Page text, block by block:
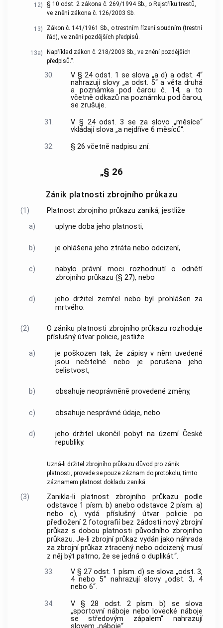
12)
§ 10 odst. 2 zákona č. 269/1994 Sb., o Rejstříku trestů,
ve znění zákona č. 126/2003 Sb.
13)
Zákon č. 141/1961 Sb., o trestním řízení soudním (trestní
řád), ve znění pozdějších předpisů.
13a)
Například zákon č. 218/2003 Sb., ve znění pozdějších
předpisů.“.
30.
V § 24 odst. 1 se slova „a d) a odst. 4“
nahrazují slovy „a odst. 5“ a věta druhá
a poznámka pod čarou č. 14, a to
včetně odkazů na poznámku pod čarou,
se zrušuje.
31.
V § 24 odst. 3 se za slovo „měsíce“
vkládají slova „a nejdříve 6 měsíců“.
32.
§ 26 včetně nadpisu zní:
„§ 26
Zánik platnosti zbrojního průkazu
(1)
Platnost zbrojního průkazu zaniká, jestliže
a)
uplyne doba jeho platnosti,
b) je ohlášena jeho ztráta nebo odcizení,
c)
nabylo právní moci rozhodnutí o odnětí
zbrojního průkazu (§ 27), nebo
d)
jeho držitel zemřel nebo byl prohlášen za
mrtvého.
(2)
O zániku platnosti zbrojního průkazu rozhoduje
příslušný útvar policie, jestliže
a)
je poškozen tak, že zápisy v něm uvedené
jsou nečitelné nebo je porušena jeho
celistvost,
b) obsahuje neoprávněně provedené změny,
c) obsahuje nesprávné údaje, nebo
d)
jeho držitel ukončil pobyt na území České
republiky.
Uzná-li držitel zbrojního průkazu důvod pro zánik
platnosti, provede se pouze záznam do protokolu; tímto
záznamem platnost dokladu zaniká.
(3)
Zanikla-li platnost zbrojního průkazu podle
odstavce 1 písm. b) anebo odstavce 2 písm. a)
nebo c), vydá příslušný útvar policie po
předložení 2 fotografií bez žádosti nový zbrojní
průkaz s dobou platnosti původního zbrojního
průkazu. Je-li zbrojní průkaz vydán jako náhrada
za zbrojní průkaz ztracený nebo odcizený, musí
z něj být patrno, že se jedná o duplikát.“.
33.
V § 27 odst. 1 písm. d) se slova „odst. 3,
4 nebo 5“ nahrazují slovy „odst. 3, 4
nebo 6“.
34.
V § 28 odst. 2 písm. b) se slova
„sportovní náboje nebo lovecké náboje
se středovým zápalem“ nahrazují